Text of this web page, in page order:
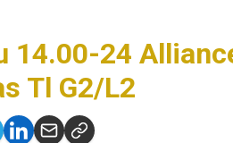
14.00-24
Tl G2/L2